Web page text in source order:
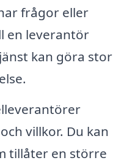
frågor eller
en leverantör
kan göra stor
villkor. Du kan
tillåter en större